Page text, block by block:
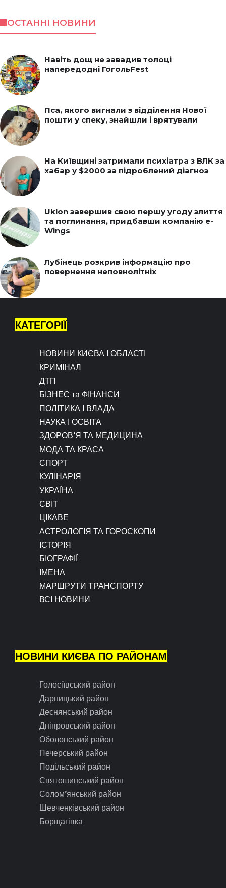
ОСТАННІ НОВИНИ
Навіть дощ не завадив толоці
напередодні ГогольFest
Пса, якого вигнали з відділення Нової
пошти у спеку, знайшли і врятували
На Київщині затримали психіатра з ВЛК за
хабар у $2000 за підроблений діагноз
Uklon завершив свою першу угоду злиття
та поглинання, придбавши компанію e-
Wings
Лубінець розкрив інформацію про
повернення неповнолітніх
КАТЕГОРІЇ
НОВИНИ КИЄВА І ОБЛАСТІ
КРИМІНАЛ
ДТП
БІЗНЕС та ФІНАНСИ
ПОЛІТИКА І ВЛАДА
НАУКА І ОСВІТА
ЗДОРОВ’Я ТА МЕДИЦИНА
МОДА ТА КРАСА
СПОРТ
КУЛІНАРІЯ
УКРАЇНА
СВІТ
ЦІКАВЕ
АСТРОЛОГІЯ ТА ГОРОСКОПИ
ІСТОРІЯ
БІОГРАФІЇ
ІМЕНА
МАРШРУТИ ТРАНСПОРТУ
ВСІ НОВИНИ
НОВИНИ КИЄВА ПО РАЙОНАМ
Голосіївський район
Дарницький район
Деснянський район
Дніпровський район
Оболонський район
Печерський район
Подільський район
Святошинський район
Солом’янський район
Шевченківський район
Борщагівка